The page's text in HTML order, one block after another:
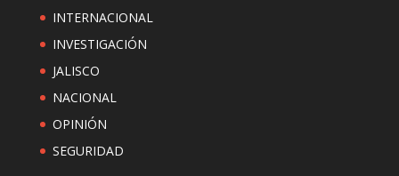
INTERNACIONAL
INVESTIGACIÓN
JALISCO
NACIONAL
OPINIÓN
SEGURIDAD